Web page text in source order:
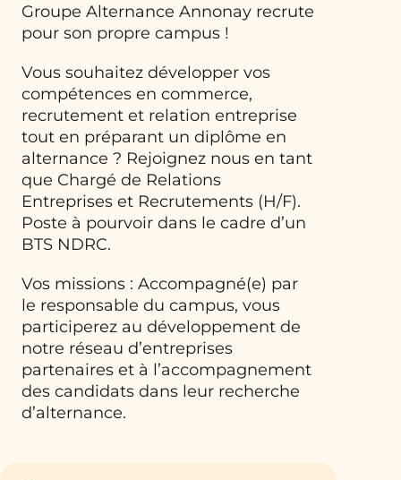
Groupe Alternance Annonay recrute
pour son propre campus !
Vous souhaitez développer vos
compétences en commerce,
recrutement et relation entreprise
tout en préparant un diplôme en
alternance ? Rejoignez nous en tant
que Chargé de Relations
Entreprises et Recrutements (H/F).
Poste à pourvoir dans le cadre d’un
BTS NDRC.
Vos missions : Accompagné(e) par
le responsable du campus, vous
participerez au développement de
notre réseau d’entreprises
partenaires et à l’accompagnement
des candidats dans leur recherche
d’alternance.